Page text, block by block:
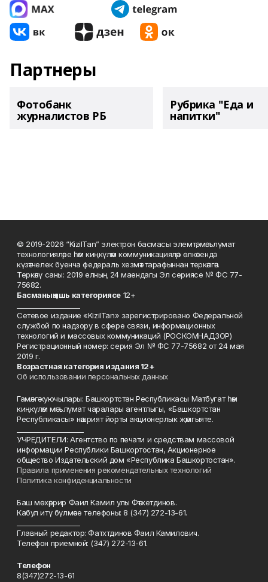
Партнеры
Фотобанк
журналистов РБ
Рубрика "Еда и
напитки"
© 2019-2026 “KizilTan” электрон басмасы элемтә, мәгълүмат
технологияләре һәм киңкүләм коммуникацияләр өлкәсендә
күзәтчелек буенча федераль хезмәт тарафыннан теркәлгән.
Теркәлү саны: 2019 елның 24 маендагы Эл сериясе № ФС 77-
75682.
Басманың яшь категориясе12+
Сетевое издание «KizilTan» зарегистрировано Федеральной
службой по надзору в сфере связи, информационных
технологий и массовых коммуникаций (РОСКОМНАДЗОР)
Регистрационный номер: серия Эл № ФС 77-75682 от 24 мая
2019 г.
Возрастная категория издания 12+
Об использовании персональных данных
Гамәлгә куючылары: Башкортстан Республикасы Матбугат һәм
киңкүләм мәгълүмат чаралары агентлыгы, «Башкортстан
Республикасы» нәшрият йорты акционерлык җәмгыяте.
УЧРЕДИТЕЛИ: Агентство по печати и средствам массовой
информации Республики Башкортостан, Акционерное
общество Издательский дом «Республика Башкортостан».
Правила применения рекомендательных технологий
Политика конфиденциальности
Баш мөхәррир Фаил Камил улы Фәтхетдинов.
Кабул итү бүлмәсе телефоны: 8 (347) 272-13-61.
Главный редактор: Фатхтдинов Фаил Камилович.
Телефон приемной: (347) 272-13-61.
Телефон
8(347)272-13-61